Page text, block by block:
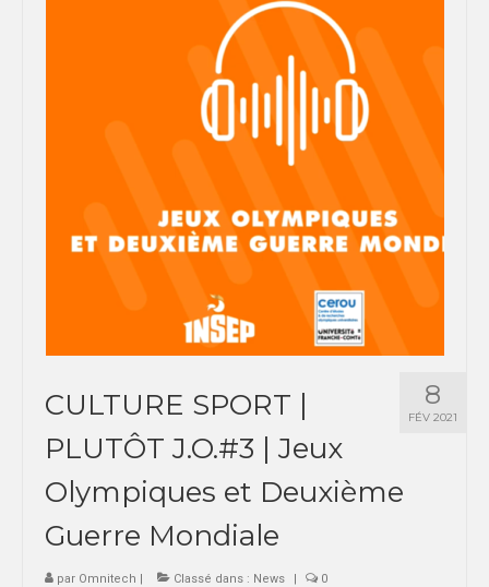
8
FÉV 2021
CULTURE SPORT |
PLUTÔT J.O.#3 | Jeux
Olympiques et Deuxième
Guerre Mondiale
par Omnitech | Classé dans : News | 0